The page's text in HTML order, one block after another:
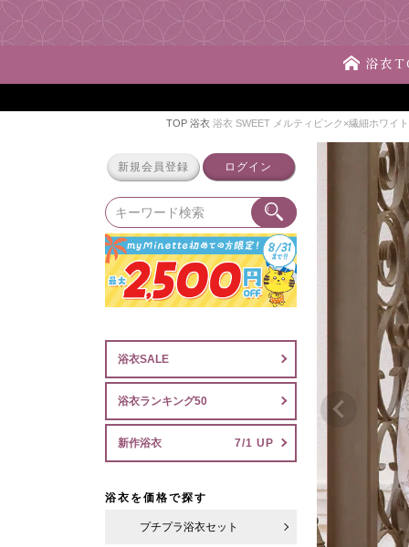
浴衣
TOP 浴衣 浴衣 SWEET メルティピンク×繊細ホワイ
新規会員登録 ログイン
浴衣SALE
浴衣ランキング50
新作浴衣
浴衣を価格で探す
プチプラ浴衣セット